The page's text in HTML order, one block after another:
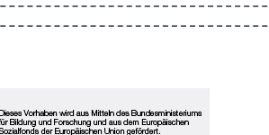
Klingenteichstraße verfügen. Hinweise über
Parkmöglichkeiten findest Du hier: